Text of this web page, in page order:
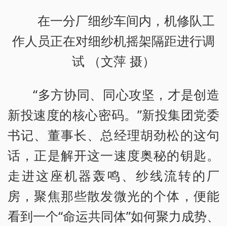
在一分厂细纱车间内，机修队工
作人员正在对细纱机摇架隔距进行调
试 （文萍 摄）
“多方协同、同心攻坚，才是创造
新投速度的核心密码。”新投集团党委
书记、董事长、总经理胡劲松的这句
话，正是解开这一速度奥秘的钥匙。
走进这座机器轰鸣、纱线流转的厂
房，聚焦那些散发微光的个体，便能
看到一个“命运共同体”如何聚力成势、